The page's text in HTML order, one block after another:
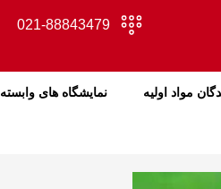
021-88843479
مواد اولیه نمایشگاه های وابسته